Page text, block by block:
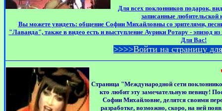
Для всех поклонников подарок,
записанные любительской
Вы можете увидеть: общение Софии Михайловны со зрителями,
"Лаванда", также в видео есть и выступление Аурики Ротару - эпизод
Для Вас!
>>>>Войти на страницу
Страница "Международной сети
кто любит эту замечательную певицу!
Софии Михайловне, делятся своими
разработке, возможно, скоро, на ней